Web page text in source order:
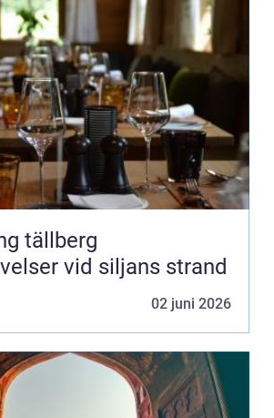
tällberg
vid siljans strand
02 juni 2026